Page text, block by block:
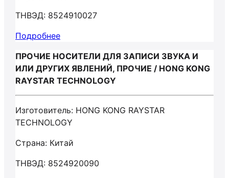
ТНВЭД: 8524910027
Подробнее
ПРОЧИЕ НОСИТЕЛИ ДЛЯ ЗАПИСИ ЗВУКА И
ИЛИ ДРУГИХ ЯВЛЕНИЙ, ПРОЧИЕ / HONG KONG
RAYSTAR TECHNOLOGY
Изготовитель: HONG KONG RAYSTAR
TECHNOLOGY
Страна: Китай
ТНВЭД: 8524920090